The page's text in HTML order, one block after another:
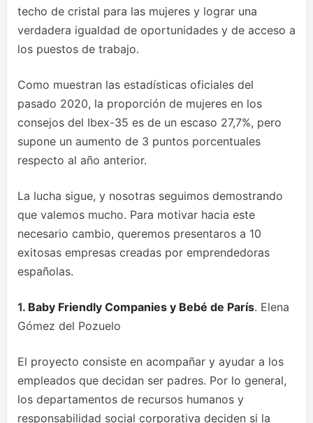
techo de cristal para las mujeres y lograr una
verdadera igualdad de oportunidades y de acceso a
los puestos de trabajo.
Como muestran las estadísticas oficiales del
pasado 2020, la proporción de mujeres en los
consejos del Ibex-35 es de un escaso 27,7%, pero
supone un aumento de 3 puntos porcentuales
respecto al año anterior.
La lucha sigue, y nosotras seguimos demostrando
que valemos mucho. Para motivar hacia este
necesario cambio, queremos presentaros a 10
exitosas empresas creadas por emprendedoras
españolas.
1. Baby Friendly Companies y Bebé de París. Elena
Gómez del Pozuelo
El proyecto consiste en acompañar y ayudar a los
empleados que decidan ser padres. Por lo general,
los departamentos de recursos humanos y
responsabilidad social corporativa deciden si la